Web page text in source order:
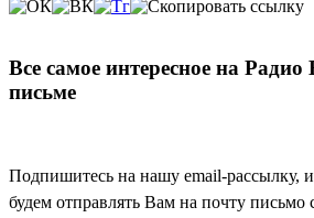
Все самое интересное на
письме
Подпишитесь на нашу email-рассылку,
будем отправлять Вам на почту